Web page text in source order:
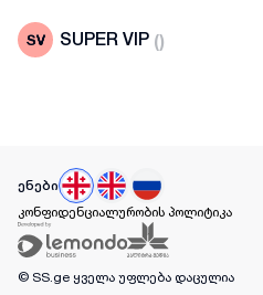
SUPER VIP ()
ენები
კონფიდენციალურობის პოლიტიკა
© SS.ge ყველა უფლება დაცულია